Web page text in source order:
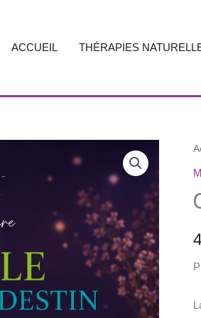
ACCUEIL THÉRAPIES